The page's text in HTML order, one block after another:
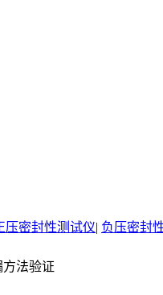
压密封性测试仪| 负压密封
法验证